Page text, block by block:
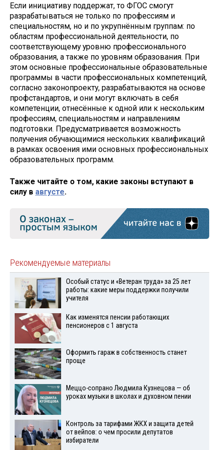
Если инициативу поддержат, то ФГОС смогут
разрабатываться не только по профессиям и
специальностям, но и по укрупнённым группам: по
областям профессиональной деятельности, по
соответствующему уровню профессионального
образования, а также по уровням образования. При
этом основные профессиональные образовательные
программы в части профессиональных компетенций,
согласно законопроекту, разрабатываются на основе
профстандартов, и они могут включать в себя
компетенции, отнесённые к одной или к нескольким
профессиям, специальностям и направлениям
подготовки. Предусматривается возможность
получения обучающимися нескольких квалификаций
в рамках освоения ими основных профессиональных
образовательных программ.
Также читайте о том, какие законы вступают в
силу в августе.
Рекомендуемые материалы
Особый статус и «Ветеран труда» за 25 лет
работы: какие меры поддержки получили
учителя
Как изменятся пенсии работающих
пенсионеров с 1 августа
Оформить гараж в собственность станет
проще
Меццо-сопрано Людмила Кузнецова — об
уроках музыки в школах и духовном пении
Контроль за тарифами ЖКХ и защита детей
от вейпов: о чем просили депутатов
избиратели